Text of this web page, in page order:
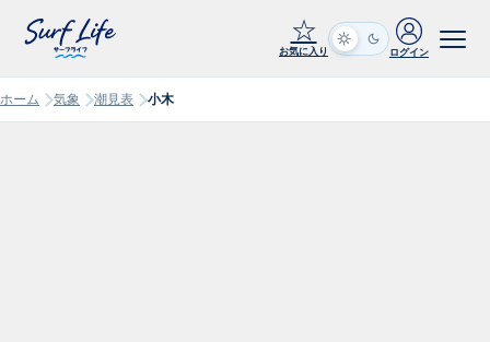
☆
お気に入り ログイン
ホーム 気象 潮見表 小木